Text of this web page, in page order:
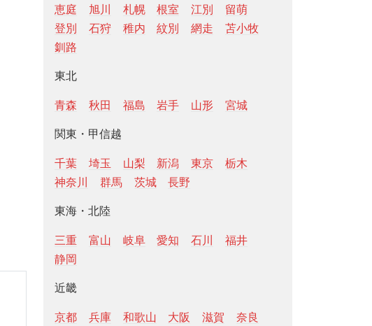
恵庭
旭川 札幌 根室 江別
留萌
登別
石狩 稚内 紋別 網走
苫小牧
釧路
東北
青森 秋田 福島 岩手 山形 宮城
関東・甲信越
千葉 埼玉 山梨 新潟 東京
栃木
神奈川
群馬 茨城 長野
東海・北陸
三重 富山 岐阜 愛知 石川
福井
静岡
近畿
京都 兵庫 和歌山 大阪 滋賀 奈良